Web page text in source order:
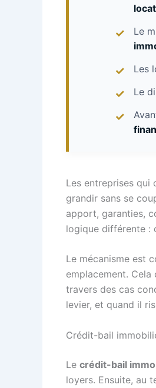
Le
Les
Le
Les entreprises qui
grandir sans se
apport, garanties,
logique différente :
Le mécanisme est
emplacement.
travers des cas
levier, et quand il
Crédit-bail
Le crédit-bail
loyers. Ensuite, au